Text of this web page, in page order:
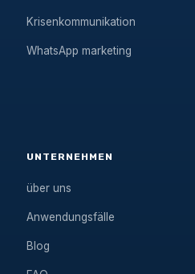
Krisenkommunikation
WhatsApp marketing
UNTERNEHMEN
über uns
Anwendungsfälle
Blog